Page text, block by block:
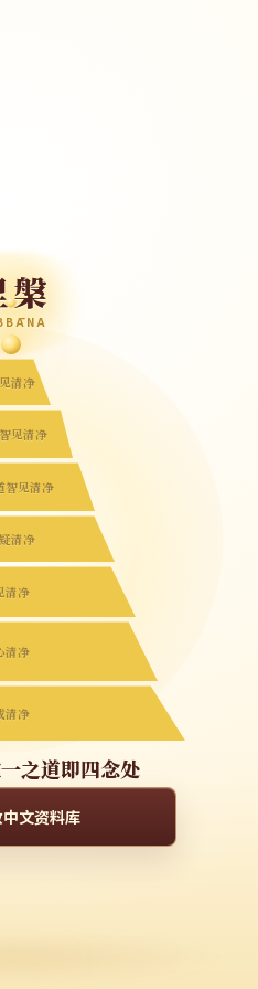
槃
清净
见清净
智见清净
清净
清净
清净
清净
之道即四念处
文资料库